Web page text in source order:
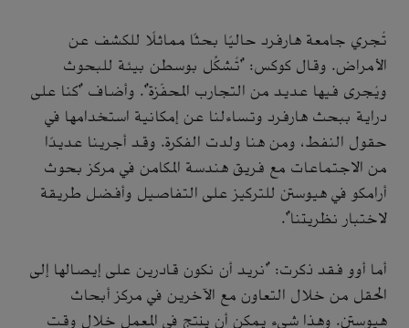
تُجري جامعة هارفرد حاليًا بحثًا مماثلًا للكشف عن
الأمراض. وقال كوكس: "تُشكِّل بوسطن بيئة للبحوث
ويُجرى فيها عديد من التجارب المحفّزة". وأضاف "كنا على
دراية ببحث هارفرد وتساءلنا عن إمكانية استخدامها في
حقول النفط، ومن هنا ولدت الفكرة. وقد أجرينا عديدًا
من الاجتماعات مع فريق هندسة المكامن في مركز بحوث
أرامكو في هيوستن للتركيز على التفاصيل وأفضل طريقة
لاختبار نظريتنا".
أما أوو فقد ذكرت: "نريد أن نكون قادرين على إيصالها إلى
الحقل من خلال التعاون مع الآخرين في مركز أبحاث
هيوستن. وهذا شيء يمكن أن ينتج في المعمل خلال وقت